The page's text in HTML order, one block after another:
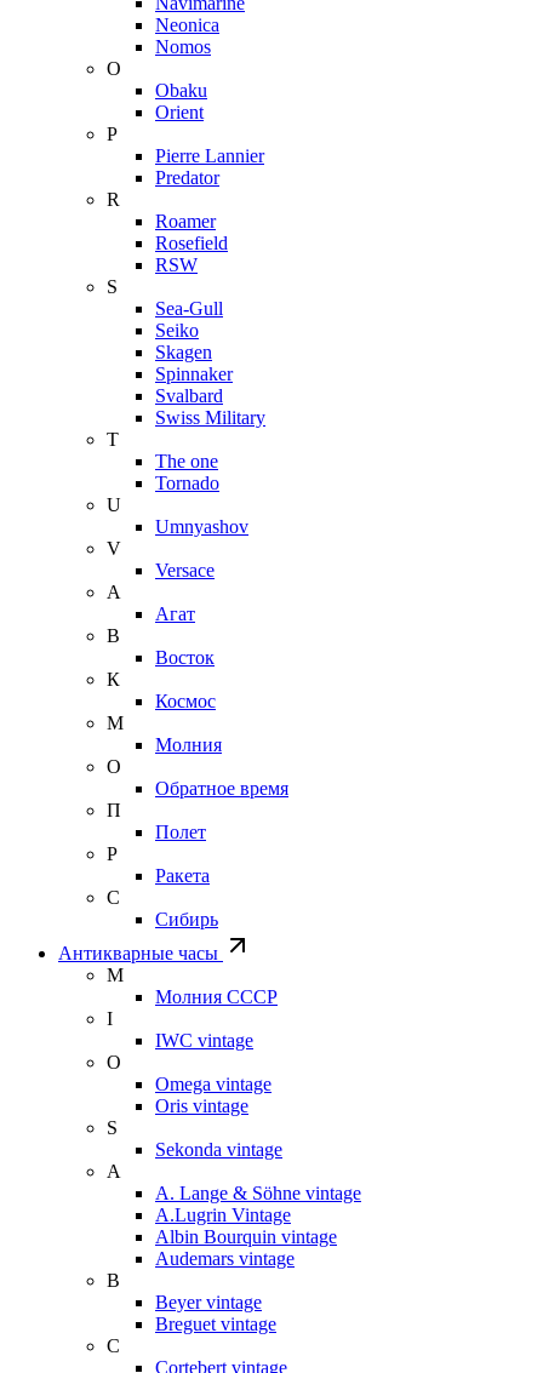
Neonica
Nomos
O
Obaku
Orient
P
Pierre Lannier
Predator
R
Roamer
Rosefield
RSW
S
Sea-Gull
Seiko
Skagen
Spinnaker
Svalbard
Swiss Military
T
The one
Tornado
U
Umnyashov
V
Versace
А
Агат
В
Восток
К
Космос
М
Молния
О
Обратное время
П
Полет
Р
Ракета
С
Сибирь
Антикварные часы
М
Молния СССР
I
IWC vintage
O
Omega vintage
Oris vintage
S
Sekonda vintage
A
A. Lange & Söhne vintage
A.Lugrin Vintage
Albin Bourquin vintage
Audemars vintage
B
Beyer vintage
Breguet vintage
C
Cortebert vintage